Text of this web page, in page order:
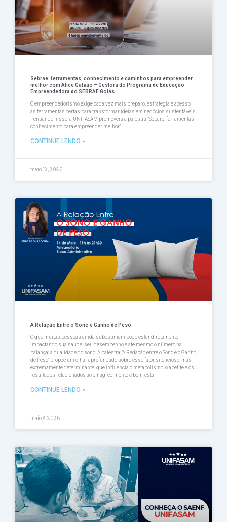
Sebrae: ferramentas, conhecimento e caminhos para empreender
melhor com Alice Galvão – Gestora do Programa de Educação
Empreendedora do SEBRAE Goiás
O empreendedorismo exige cada vez mais preparo, estratégia e acesso
às ferramentas certas para transformar ideias em negócios sustentáveis.
Pensando nisso, a UNIFASAM promoverá a palestra ”Sebare: ferramentas,
conhecimento para empreender melhor”.
CONTINUE LENDO »
maio 12, 2026
A Relação Entre o Sono e Ganho de Peso
O que muitas pessoas ainda subestimam pode estar diretamente
impactando sua saúde, seu desempenho e até mesmo o número na
balança: a qualidade do sono. A palestra ”A Redação entre o Sono e o Ganho
de Peso” propõe um olhar aprofundado sobre esse fator silencioso, mas
extremamente determinante, que influencia o metabolismo, o apetite e os
resultados relacionados ao emagrecimento e bem-estar
CONTINUE LENDO »
maio 8, 2026